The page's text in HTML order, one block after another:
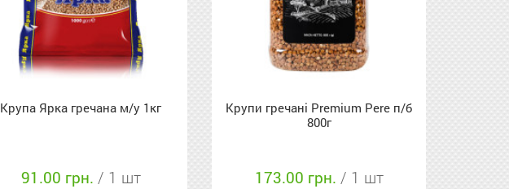
Крупа Ярка гречана м/у 1кг
91.00 грн. / 1 шт
Крупи гречані Premium Pere п/б
800г
173.00 грн. / 1 шт